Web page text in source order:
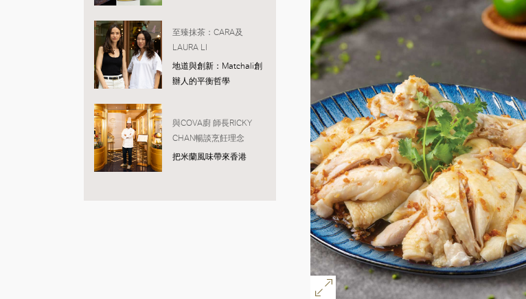
至臻抹茶：CARA及
LAURA LI
地道與創新：Matchali創
辦人的平衡哲學
與COVA廚 師長RICKY
CHAN暢談烹飪理念
把米蘭風味帶來香港